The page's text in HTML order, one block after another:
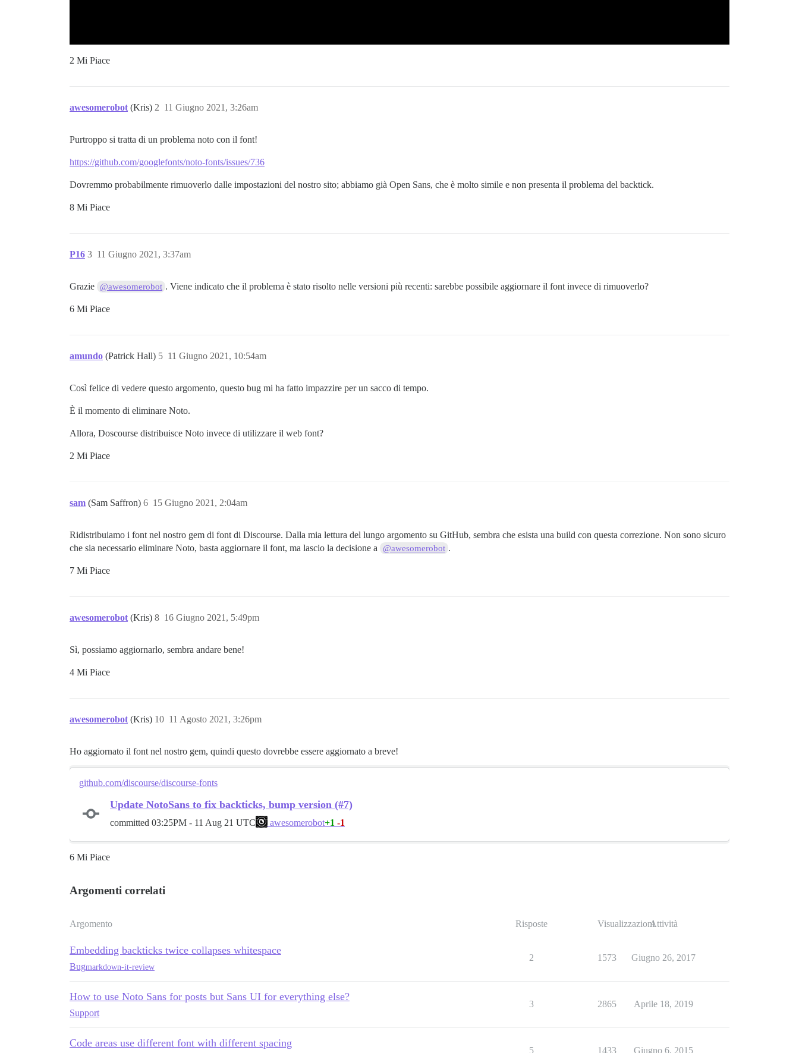
2 Mi Piace
awesomerobot (Kris) 11 Giugno 2021, 3:26am
2
Purtroppo si tratta di un problema noto con il font!
https://github.com/googlefonts/noto-fonts/issues/736
Dovremmo probabilmente rimuoverlo dalle impostazioni del nostro sito; abbiamo già Open Sans, che è molto simile e non presenta il problema del backtick.
8 Mi Piace
P16 11 Giugno 2021, 3:37am
3
Grazie @awesomerobot . Viene indicato che il problema è stato risolto nelle versioni più recenti: sarebbe possibile aggiornare il font invece di rimuoverlo?
6 Mi Piace
amundo (Patrick Hall) 11 Giugno 2021, 10:54am
5
Così felice di vedere questo argomento, questo bug mi ha fatto impazzire per un sacco di tempo.
È il momento di eliminare Noto.
Allora, Doscourse distribuisce Noto invece di utilizzare il web font?
2 Mi Piace
sam (Sam Saffron) 15 Giugno 2021, 2:04am
6
Ridistribuiamo i font nel nostro gem di font di Discourse. Dalla mia lettura del lungo argomento su GitHub, sembra che esista una build con questa correzione. Non sono sicuro
che sia necessario eliminare Noto, basta aggiornare il font, ma lascio la decisione a
@awesomerobot .
7 Mi Piace
awesomerobot (Kris) 16 Giugno 2021, 5:49pm
8
Sì, possiamo aggiornarlo, sembra andare bene!
4 Mi Piace
awesomerobot (Kris) 11 Agosto 2021, 3:26pm
10
Ho aggiornato il font nel nostro gem, quindi questo dovrebbe essere aggiornato a breve!
github.com/discourse/discourse-fonts
Update NotoSans to fix backticks, bump version (#7)
committed 03:25PM - 11 Aug 21 UTC awesomerobot+1 -1
6 Mi Piace
Argomenti correlati
Argomento Risposte VisualizzazioniAttività
Embedding backticks twice collapses whitespace
Bugmarkdown-it-review
2 1573 Giugno 26, 2017
How to use Noto Sans for posts but Sans UI for everything else?
Support
3 2865 Aprile 18, 2019
Code areas use different font with different spacing
5 1433 Giugno 6, 2015